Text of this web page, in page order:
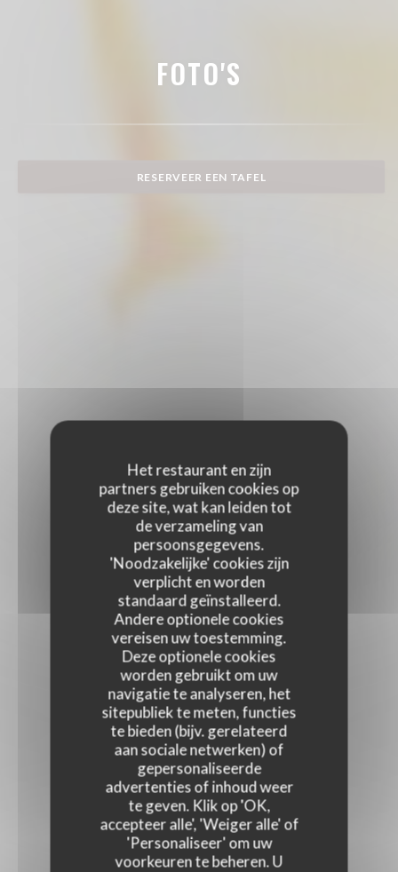
Het restaurant en zijn
partners gebruiken cookies op
deze site, wat kan leiden tot
de verzameling van
persoonsgegevens.
'Noodzakelijke' cookies zijn
verplicht en worden
standaard geïnstalleerd.
Andere optionele cookies
vereisen uw toestemming.
Deze optionele cookies
worden gebruikt om uw
navigatie te analyseren, het
sitepubliek te meten, functies
te bieden (bijv. gerelateerd
aan sociale netwerken) of
gepersonaliseerde
advertenties of inhoud weer
te geven. Klik op 'OK,
accepteer alle', 'Weiger alle' of
'Personaliseer' om uw
voorkeuren te beheren. U
FOTO'S
RESERVEER EEN TAFEL